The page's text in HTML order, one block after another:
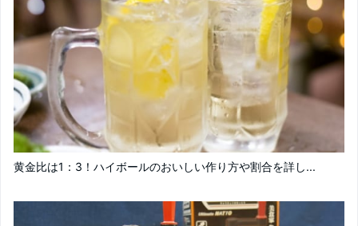
黄金比は1：3！ハイボールのおいしい作り方や割合を詳し...